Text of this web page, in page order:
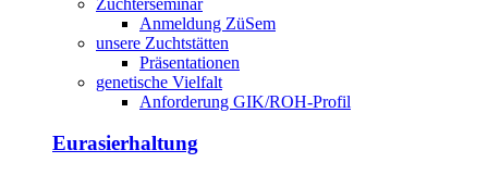
Anmeldung ZüSem
unsere Zuchtstätten
Präsentationen
genetische Vielfalt
Anforderung GIK/ROH-Profil
Eurasierhaltung